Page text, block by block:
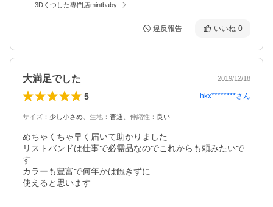
3Dくつした専門店mintbaby
違反報告 いいね 0
大満足でした 2019/12/18
5 hkx********さん
サイズ ： 少し小さめ 生地 ： 普通 伸縮性 ： 良い
めちゃくちゃ早く届いて助かりました
リストバンドは仕事で必需品なのでこれからも頼みたいで
す
カラーも豊富で何年かは飽きずに
使えると思います